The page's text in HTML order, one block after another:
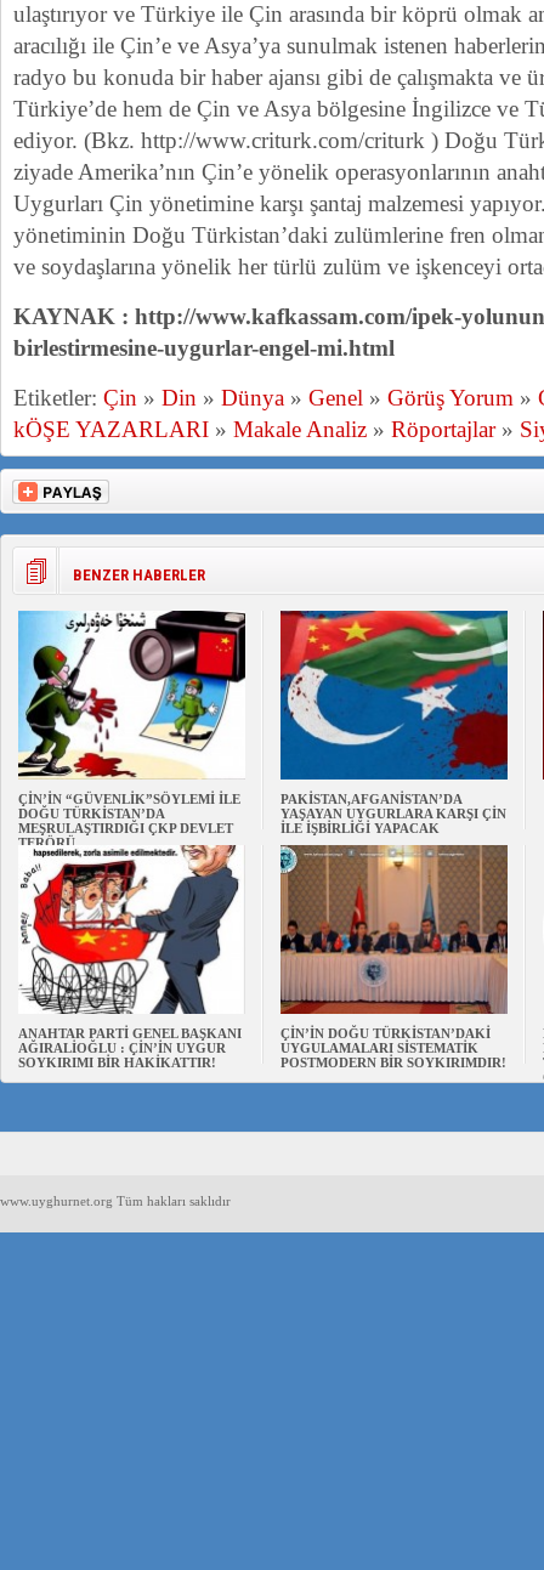
ulaştırıyor ve Türkiye ile Çin arasında bir köprü olmak
aracılığı ile Çin’e ve Asya’ya sunulmak istenen
radyo bu konuda bir haber ajansı gibi de çalışmakta ve
Türkiye’de hem de Çin ve Asya bölgesine İngilizce ve
ediyor. (Bkz. http://www.criturk.com/criturk ) Doğu
ziyade Amerika’nın Çin’e yönelik operasyonlarının
Uygurları Çin yönetimine karşı şantaj malzemesi
yönetiminin Doğu Türkistan’daki zulümlerine fren
ve soydaşlarına yönelik her türlü zulüm ve işkenceyi
KAYNAK : http://www.kafkassam.com/ipek-
birlestirmesine-uygurlar-engel-mi.html
Etiketler: Çin » Din » Dünya » Genel » Görüş Yorum »
kÖŞE YAZARLARI » Makale Analiz » Röportajlar»
BENZER HABERLER
ÇİN’İN “GÜVENLİK”SÖYLEMİ İLE
DOĞU TÜRKİSTAN’DA
MEŞRULAŞTIRDIĞI ÇKP DEVLET
TERÖRÜ
PAKİSTAN,AFGANİSTAN’DA
YAŞAYAN UYGURLARA KARŞI ÇİN
İLE İŞBİRLİĞİ YAPACAK
ANAHTAR PARTİ GENEL BAŞKANI
AĞIRALİOĞLU : ÇİN’İN UYGUR
SOYKIRIMI BİR HAKİKATTIR!
ÇİN’İN DOĞU TÜRKİSTAN’DAKİ
UYGULAMALARI SİSTEMATİK
POSTMODERN BİR SOYKIRIMDIR!
www.uyghurnet.org Tüm hakları saklıdır